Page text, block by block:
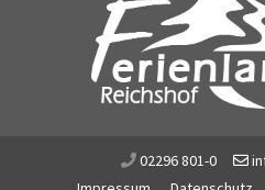
02296 801-0